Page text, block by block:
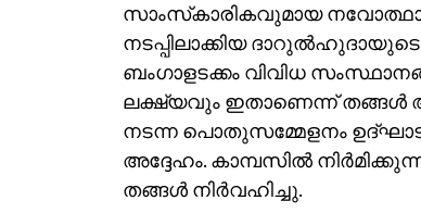
സാംസ്‌കാരികവുമായ
നടപ്പിലാക്കിയ
ബംഗാളടക്കം വിവിധ
ലക്ഷ്യവും ഇതാണെന്ന് തങ്ങള്‍
നടന്ന പൊതുസമ്മേളനം
അദ്ദേഹം. കാമ്പസില്‍
തങ്ങള്‍ നിര്‍വഹിച്ചു.